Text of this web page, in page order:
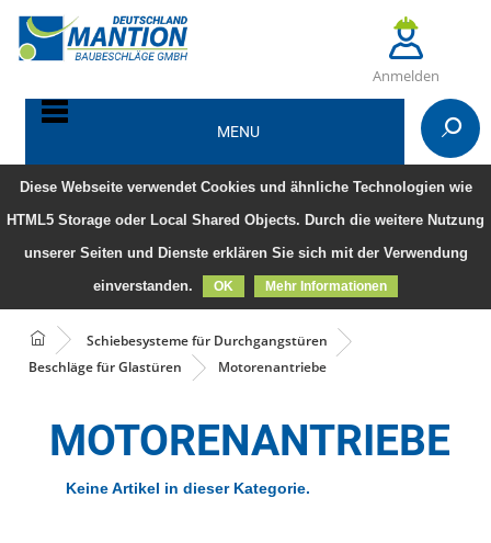
Diese Webseite verwendet Cookies und ähnliche Technologien wie
HTML5 Storage oder Local Shared Objects. Durch die weitere Nutzung
unserer Seiten und Dienste erklären Sie sich mit der Verwendung
einverstanden.
OK Mehr Informationen
Anmelden
MENU
Schiebesysteme für Durchgangstüren
Beschläge für Glastüren
Motorenantriebe
MOTORENANTRIEBE
Keine Artikel in dieser Kategorie.